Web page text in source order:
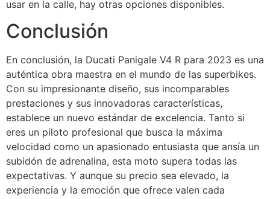
usar en la calle, hay otras opciones disponibles.
Conclusión
En conclusión, la Ducati Panigale V4 R para 2023 es una
auténtica obra maestra en el mundo de las superbikes.
Con su impresionante diseño, sus incomparables
prestaciones y sus innovadoras características,
establece un nuevo estándar de excelencia. Tanto si
eres un piloto profesional que busca la máxima
velocidad como un apasionado entusiasta que ansía un
subidón de adrenalina, esta moto supera todas las
expectativas. Y aunque su precio sea elevado, la
experiencia y la emoción que ofrece valen cada